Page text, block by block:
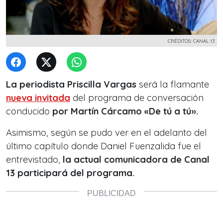
CRÉDITOS: CANAL 13
La periodista Priscilla Vargas será la flamante
nueva invitada del programa de conversación
conducido por Martín Cárcamo «De tú a tú».
Asimismo, según se pudo ver en el adelanto del
último capítulo donde Daniel Fuenzalida fue el
entrevistado, la actual comunicadora de Canal
13 participará del programa.